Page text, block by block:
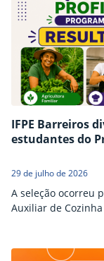
IFPE Barreiros
estudantes do
29 de julho de 2026
A seleção ocorreu
Auxiliar de